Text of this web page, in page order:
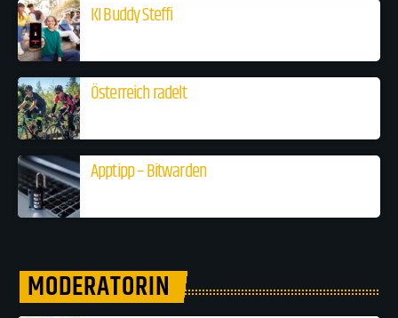
KI Buddy Steffi
Österreich radelt
Apptipp – Bitwarden
MODERATORIN